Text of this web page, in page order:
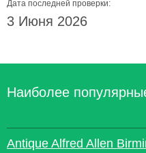
Дата последней проверки:
3 Июня 2026
Наиболее
Antique Alfred Allen